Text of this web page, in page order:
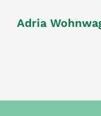
Adria